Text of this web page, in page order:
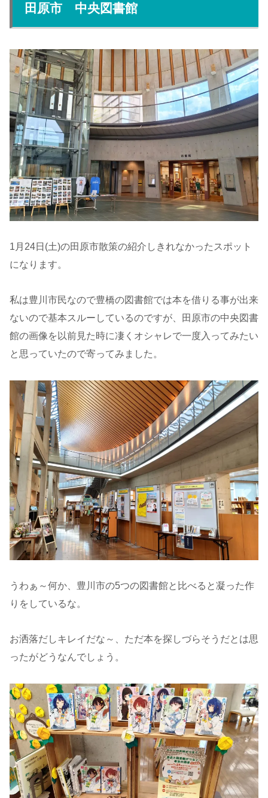
田原市 中央図書館
1月24日(土)の田原市散策の紹介しきれなかったスポット
になります。
私は豊川市民なので豊橋の図書館では本を借りる事が出来
ないので基本スルーしているのですが、田原市の中央図書
館の画像を以前見た時に凄くオシャレで一度入ってみたい
と思っていたので寄ってみました。
うわぁ～何か、豊川市の5つの図書館と比べると凝った作
りをしているな。
お洒落だしキレイだな～、ただ本を探しづらそうだとは思
ったがどうなんでしょう。